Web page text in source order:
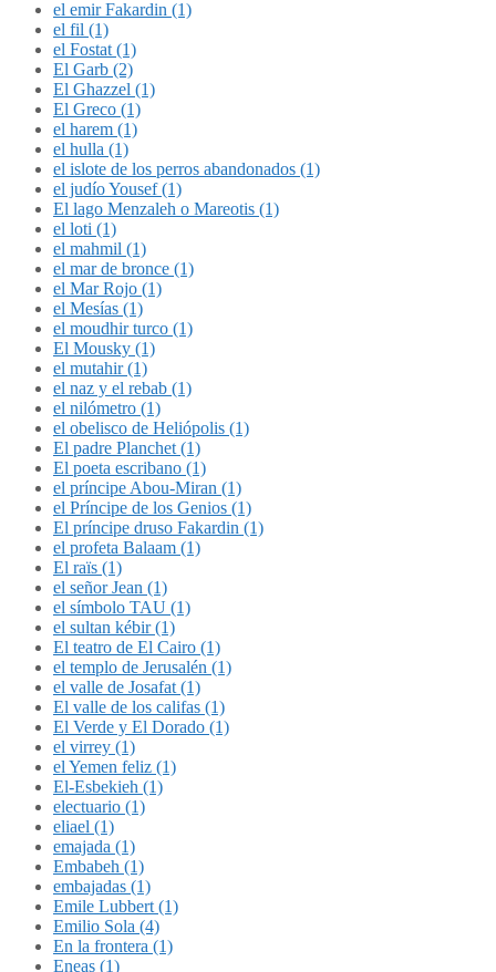
el emir Fakardin (1)
el fil (1)
el Fostat (1)
El Garb (2)
El Ghazzel (1)
El Greco (1)
el harem (1)
el hulla (1)
el islote de los perros abandonados (1)
el judío Yousef (1)
El lago Menzaleh o Mareotis (1)
el loti (1)
el mahmil (1)
el mar de bronce (1)
el Mar Rojo (1)
el Mesías (1)
el moudhir turco (1)
El Mousky (1)
el mutahir (1)
el naz y el rebab (1)
el nilómetro (1)
el obelisco de Heliópolis (1)
El padre Planchet (1)
El poeta escribano (1)
el príncipe Abou-Miran (1)
el Príncipe de los Genios (1)
El príncipe druso Fakardin (1)
el profeta Balaam (1)
El raïs (1)
el señor Jean (1)
el símbolo TAU (1)
el sultan kébir (1)
El teatro de El Cairo (1)
el templo de Jerusalén (1)
el valle de Josafat (1)
El valle de los califas (1)
El Verde y El Dorado (1)
el virrey (1)
el Yemen feliz (1)
El-Esbekieh (1)
electuario (1)
eliael (1)
emajada (1)
Embabeh (1)
embajadas (1)
Emile Lubbert (1)
Emilio Sola (4)
En la frontera (1)
Eneas (1)